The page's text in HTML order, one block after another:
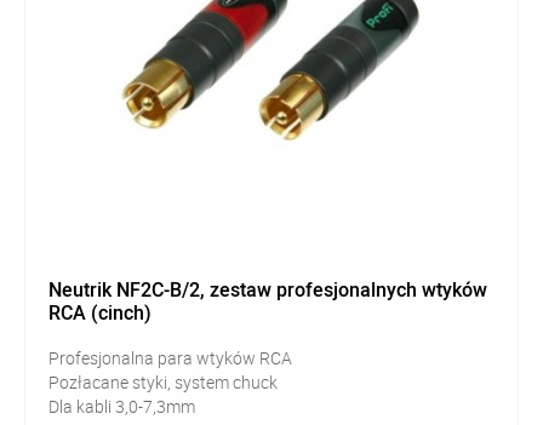
Neutrik NF2C-B/2, zestaw profesjonalnych wtyków
RCA (cinch)
Profesjonalna para wtyków RCA
Pozłacane styki, system chuck
Dla kabli 3,0-7,3mm